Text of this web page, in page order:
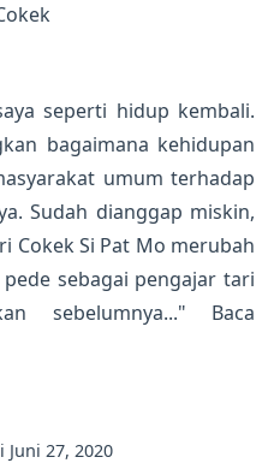
seperti hidup kembali.
bagaimana kehidupan
umum terhadap
Sudah dianggap miskin,
Cokek Si Pat Mo merubah
sebagai pengajar tari
sebelumnya..." Baca
Juni 27, 2020